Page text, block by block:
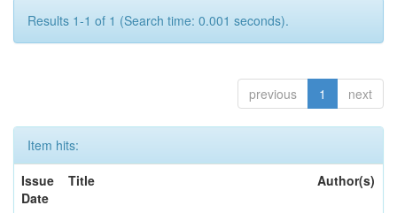
Results 1-1 of 1 (Search time: 0.001 seconds).
previous 1 next
Item hits:
Issue
Date
Title Author(s)